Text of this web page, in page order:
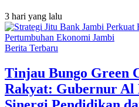
3 hari yang lalu
Berita Terbaru
Tinjau Bungo Green
Rakyat: Gubernur Al